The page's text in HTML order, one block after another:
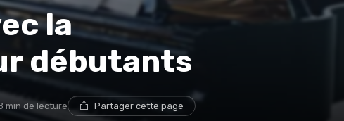
la
débutants
min de lecture Partager cette page